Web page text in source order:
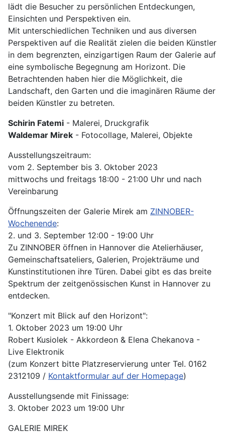
lädt die Besucher zu persönlichen Entdeckungen,
Einsichten und Perspektiven ein.
Mit unterschiedlichen Techniken und aus diversen
Perspektiven auf die Realität zielen die beiden Künstler
in dem begrenzten, einzigartigen Raum der Galerie auf
eine symbolische Begegnung am Horizont. Die
Betrachtenden haben hier die Möglichkeit, die
Landschaft, den Garten und die imaginären Räume der
beiden Künstler zu betreten.
Schirin Fatemi - Malerei, Druckgrafik
Waldemar Mirek - Fotocollage, Malerei, Objekte
Ausstellungszeitraum:
vom 2. September bis 3. Oktober 2023
mittwochs und freitags 18:00 - 21:00 Uhr und nach
Vereinbarung
Öffnungszeiten der Galerie Mirek am ZINNOBER-
Wochenende:
2. und 3. September 12:00 - 19:00 Uhr
Zu ZINNOBER öffnen in Hannover die Atelierhäuser,
Gemeinschaftsateliers, Galerien, Projekträume und
Kunstinstitutionen ihre Türen. Dabei gibt es das breite
Spektrum der zeitgenössischen Kunst in Hannover zu
entdecken.
"Konzert mit Blick auf den Horizont":
1. Oktober 2023 um 19:00 Uhr
Robert Kusiolek - Akkordeon & Elena Chekanova -
Live Elektronik
(zum Konzert bitte Platzreservierung unter Tel. 0162
2312109 / Kontaktformular auf der Homepage)
Ausstellungsende mit Finissage:
3. Oktober 2023 um 19:00 Uhr
GALERIE MIREK